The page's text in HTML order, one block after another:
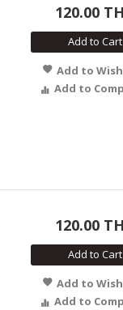
120.00
Add to Cart
Add to
Add to
120.00
Add to Cart
Add to
Add to